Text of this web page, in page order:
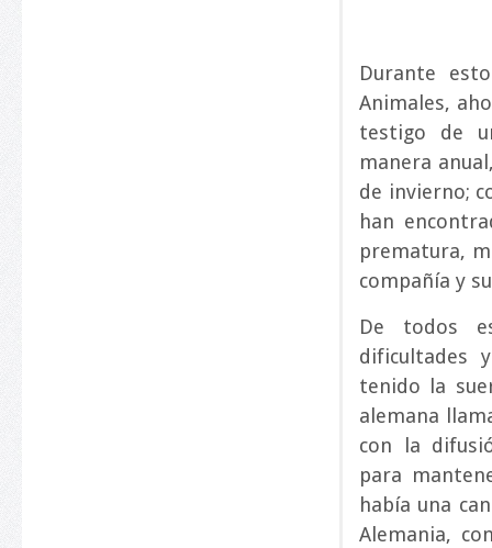
Durante
Animales,
testigo de
manera
de invierno;
han
prematura,
compañía y
De todos
dificultades
tenido la
alemana
con la
para
había una
Alemania,